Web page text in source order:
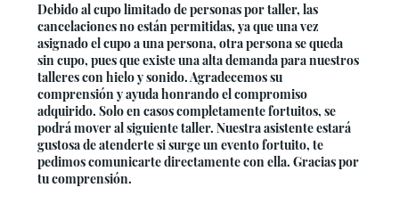
Debido al cupo limitado de personas por taller, las
cancelaciones no están permitidas, ya que una vez
asignado el cupo a una persona, otra persona se queda
sin cupo, pues que existe una alta demanda para nuestros
talleres con hielo y sonido. Agradecemos su
comprensión y ayuda honrando el compromiso
adquirido. Solo en casos completamente fortuitos, se
podrá mover al siguiente taller. Nuestra asistente estará
gustosa de atenderte si surge un evento fortuito, te
pedimos comunicarte directamente con ella. Gracias por
tu comprensión.